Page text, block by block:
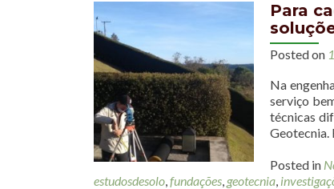
Para
Posted on
Na
serviço
técnicas
Geotecnia.
Posted in
estudosdesolo,fundações, geotecnia,